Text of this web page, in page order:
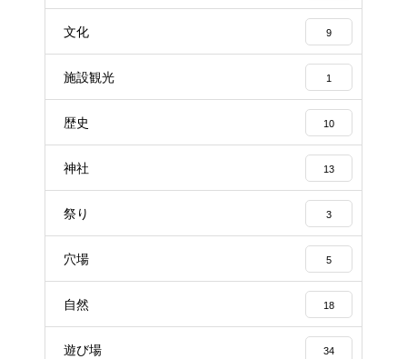
文化 9
施設観光 1
歴史 10
神社 13
祭り 3
穴場 5
自然 18
遊び場 34